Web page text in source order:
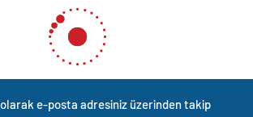
Hırsızlığıdır
Milli İrade